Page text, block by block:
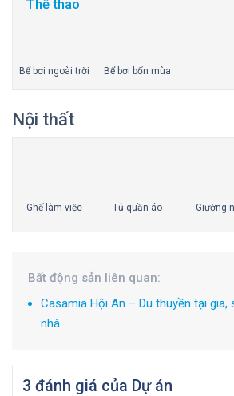
Thể thao
Bể bơi ngoài trời Bể bơi bốn mùa
Nội thất
Ghế làm việc Tủ quần áo Giường
Bất động sản liên quan:
Casamia Hội An – Du thuyền tại gia,
nhà
3 đánh giá của Dự án